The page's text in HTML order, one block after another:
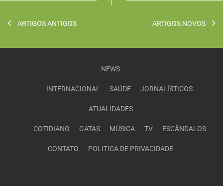
ARTIGOS ANTIGOS ARTIGOS NOVOS
NEWS
INTERNACIONAL SAÚDE JORNALÍSTICOS
ATUALIDADES
COTIDIANO GATAS MÚSICA TV ESCÂNDALOS
CONTATO POLITICA DE PRIVACIDADE